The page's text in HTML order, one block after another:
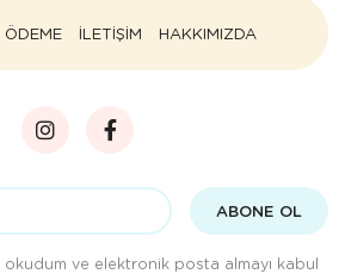
ÖDEME İLETİŞİM HAKKIMIZDA
ABONE OL
okudum ve elektronik posta almayı kabul